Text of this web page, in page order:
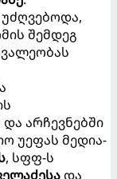
უძღვებოდა,
შემდეგ
არჩევნებში
უეფას მედია-
, სფფ-ს
და